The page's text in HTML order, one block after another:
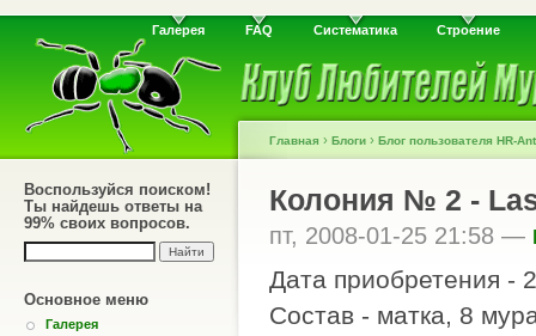
Галерея FAQ Систематика Строение
Воспользуйся поиском!
Ты найдешь ответы на
99% своих вопросов.
Основное меню
Галерея
Главная › Блоги › Блог пользователя HR-Ant
Колония № 2 -
пт, 2008-01-25 21:58 —
Дата приобретения -
Состав - матка, 8